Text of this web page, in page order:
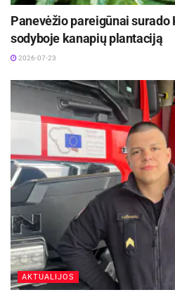
Panevėžio pareigūnai surado
sodyboje kanapių plantaciją
2026-07-23
AKTUALIJOS